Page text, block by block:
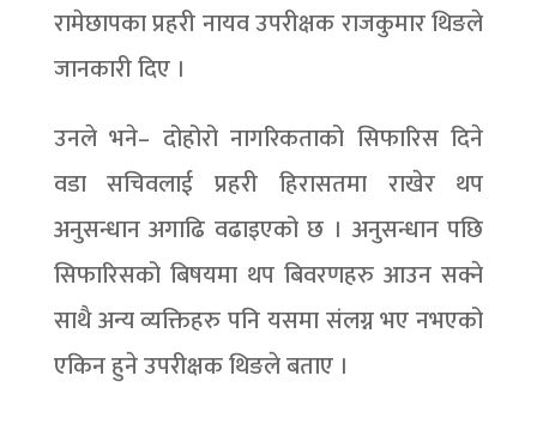
रामेछापका प्रहरी नायव उपरीक्षक राजकुमार थिङले
जानकारी दिए ।
उनले भने– दोहोरो नागरिकताको सिफारिस दिने
वडा सचिवलाई प्रहरी हिरासतमा राखेर थप
अनुसन्धान अगाढि वढाइएको छ । अनुसन्धान पछि
सिफारिसको बिषयमा थप बिवरणहरु आउन सक्ने
साथै अन्य व्यक्तिहरु पनि यसमा संलग्न भए नभएको
एकिन हुने उपरीक्षक थिङले बताए ।